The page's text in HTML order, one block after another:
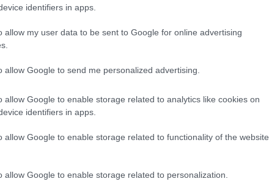
identifiers in apps.
allow my user data to be sent to Google for online advertising
allow Google to send me personalized advertising.
allow Google to enable storage related to analytics like cookies on
identifiers in apps.
allow Google to enable storage related to functionality of the website
allow Google to enable storage related to personalization.
quantistici
in pochi secondi. Questo è
potrebbero fare. Utilizzando principi della
e l’entanglement, questi computer hanno il
complessi che oggi sono considerati sicuri,
alla velocità della luce. Hai mai sentito parlare